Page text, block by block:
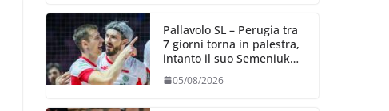
Pallavolo SL – Perugia tra
7 giorni torna in palestra,
intanto il suo Semeniuk
festeggia il bis in VNL
05/08/2026